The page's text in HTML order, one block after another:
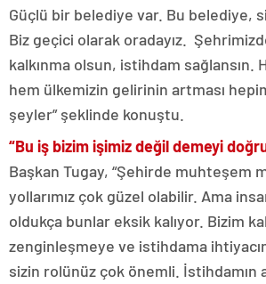
Güçlü bir belediye var. Bu belediye,
Biz geçici olarak oradayız.
kalkınma olsun, istihdam sağlansın.
hem ülkemizin gelirinin artması
şeyler” şeklinde konuştu.
“Bu iş bizim işimiz değil demeyi
Başkan Tugay, “Şehirde muhteşem
yollarımız çok güzel olabilir. Ama
oldukça bunlar eksik kalıyor. Bizim
zenginleşmeye ve istihdama
sizin rolünüz çok önemli. İstihdamın